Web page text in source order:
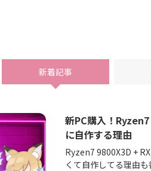
新着記事
新PC購入！
に自作する理由
Ryzen7 9800X3D +
くて自作してる理由も